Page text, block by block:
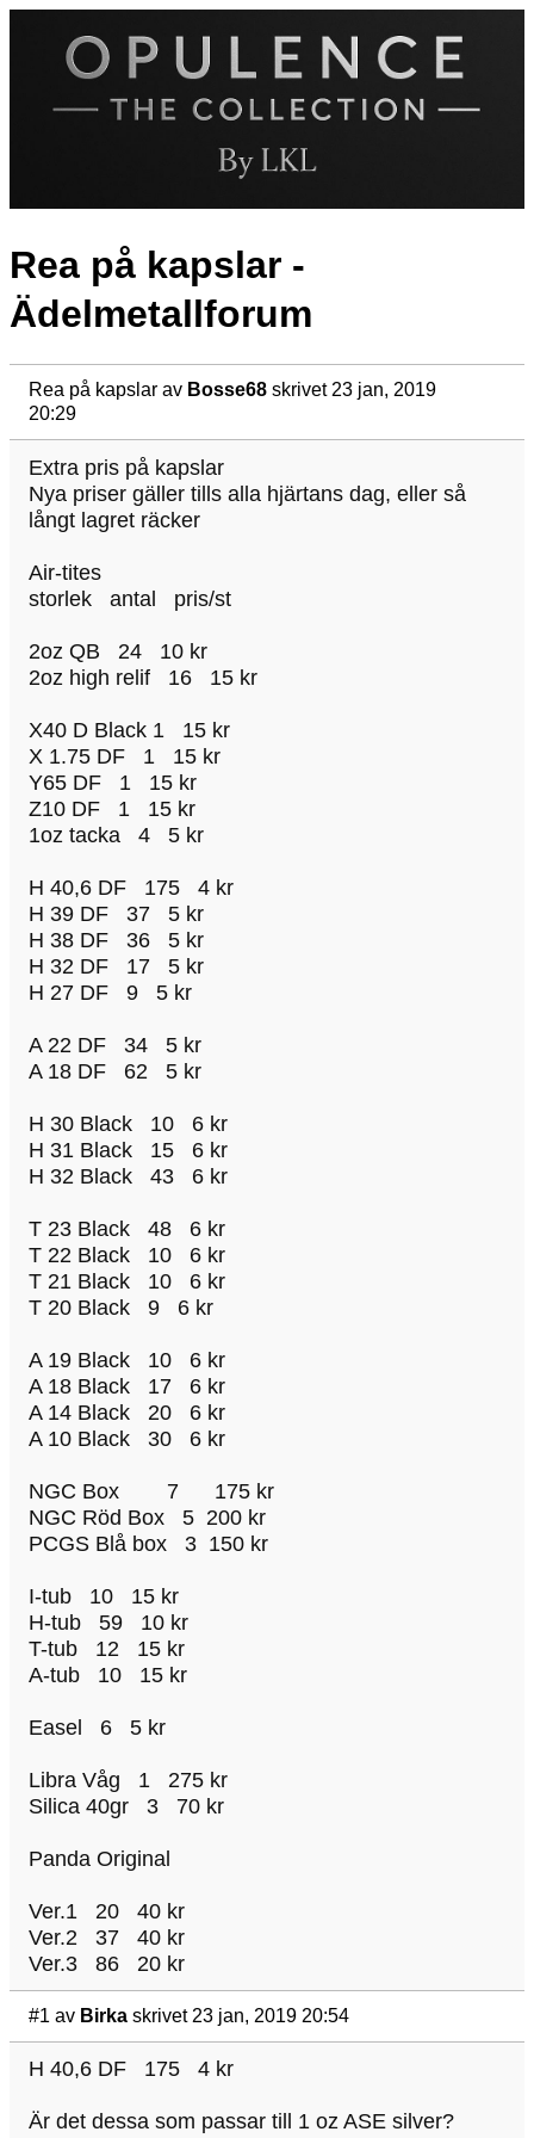
Rea på kapslar -
Ädelmetallforum
Rea på kapslar av Bosse68 skrivet 23 jan, 2019
20:29
Extra pris på kapslar
Nya priser gäller tills alla hjärtans dag, eller så
långt lagret räcker
Air-tites
storlek antal pris/st
2oz QB 24 10 kr
2oz high relif 16 15 kr
X40 D Black 1 15 kr
X 1.75 DF 1 15 kr
Y65 DF 1 15 kr
Z10 DF 1 15 kr
1oz tacka 4 5 kr
H 40,6 DF 175 4 kr
H 39 DF 37 5 kr
H 38 DF 36 5 kr
H 32 DF 17 5 kr
H 27 DF 9 5 kr
A 22 DF 34 5 kr
A 18 DF 62 5 kr
H 30 Black 10 6 kr
H 31 Black 15 6 kr
H 32 Black 43 6 kr
T 23 Black 48 6 kr
T 22 Black 10 6 kr
T 21 Black 10 6 kr
T 20 Black 9 6 kr
A 19 Black 10 6 kr
A 18 Black 17 6 kr
A 14 Black 20 6 kr
A 10 Black 30 6 kr
NGC Box 7 175 kr
NGC Röd Box 5 200 kr
PCGS Blå box 3 150 kr
I-tub 10 15 kr
H-tub 59 10 kr
T-tub 12 15 kr
A-tub 10 15 kr
Easel 6 5 kr
Libra Våg 1 275 kr
Silica 40gr 3 70 kr
Panda Original
Ver.1 20 40 kr
Ver.2 37 40 kr
Ver.3 86 20 kr
#1 av Birka skrivet 23 jan, 2019 20:54
H 40,6 DF 175 4 kr
Är det dessa som passar till 1 oz ASE silver?